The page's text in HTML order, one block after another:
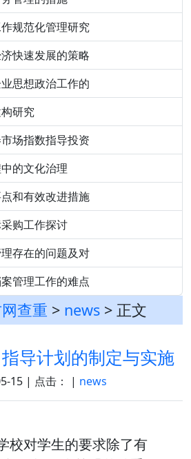
规范化管理研究
快速发展的策略
思想政治工作的
研究
场指数指导投资
的文化治理
和有效改进措施
购工作探讨
存在的问题及对
管理工作的难点
查重 > news > 正文
导计划的制定与实施
15 | 点击： | news
校对学生的要求除了有